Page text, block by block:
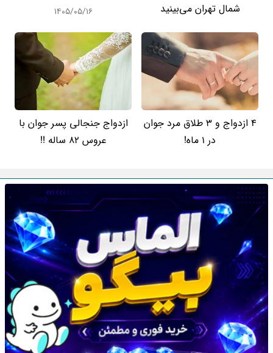
شمال تهران می‌بینید
۱۴۰۵/۰۵/۱۶
4 ازدواج و 3 طلاق مرد جوان
در 1 ماه!
ازدواج جنجالی پسر جوان با
عروس 82 ساله !!